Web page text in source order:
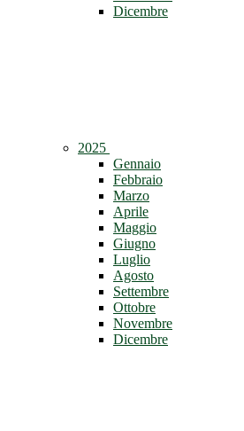
Dicembre
2025
Gennaio
Febbraio
Marzo
Aprile
Maggio
Giugno
Luglio
Agosto
Settembre
Ottobre
Novembre
Dicembre